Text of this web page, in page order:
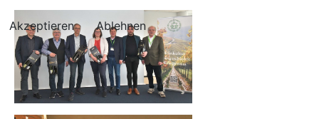
Akzeptieren Ablehnen